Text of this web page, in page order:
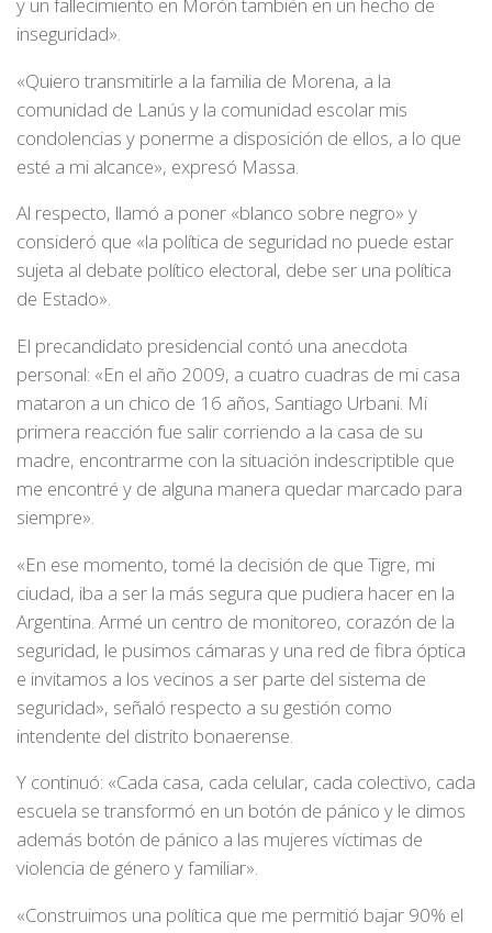
inseguridad».
«Quiero transmitirle a la familia de Morena, a la
comunidad de Lanús y la comunidad escolar mis
condolencias y ponerme a disposición de ellos, a lo que
esté a mi alcance», expresó Massa.
Al respecto, llamó a poner «blanco sobre negro» y
consideró que «la política de seguridad no puede estar
sujeta al debate político electoral, debe ser una política
de Estado».
El precandidato presidencial contó una anecdota
personal: «En el año 2009, a cuatro cuadras de mi casa
mataron a un chico de 16 años, Santiago Urbani. Mi
primera reacción fue salir corriendo a la casa de su
madre, encontrarme con la situación indescriptible que
me encontré y de alguna manera quedar marcado para
siempre».
«En ese momento, tomé la decisión de que Tigre, mi
ciudad, iba a ser la más segura que pudiera hacer en la
Argentina. Armé un centro de monitoreo, corazón de la
seguridad, le pusimos cámaras y una red de fibra óptica
e invitamos a los vecinos a ser parte del sistema de
seguridad», señaló respecto a su gestión como
intendente del distrito bonaerense.
Y continuó: «Cada casa, cada celular, cada colectivo, cada
escuela se transformó en un botón de pánico y le dimos
además botón de pánico a las mujeres víctimas de
violencia de género y familiar».
«Construimos una política que me permitió bajar 90% el